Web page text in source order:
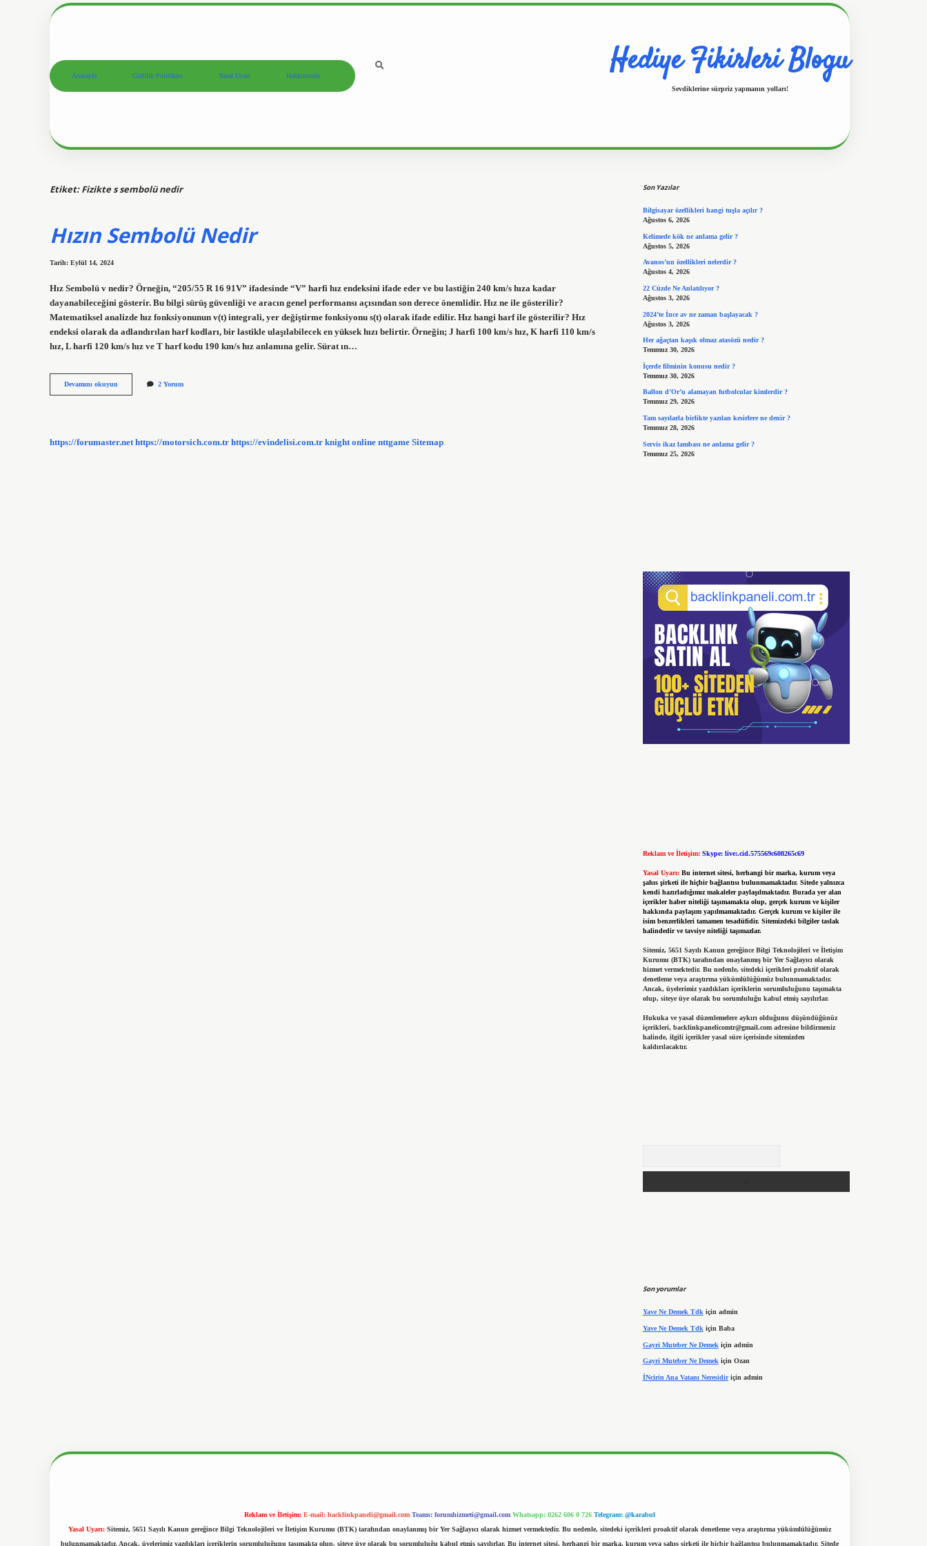
Anasayfa Gizlilik Politikası Yasal Uyarı Hakkımızda Hediye Fikirleri Blogu
Sevdiklerine sürpriz yapmanın yolları!
Etiket:Fizikte s sembolü nedir
Hızın Sembolü Nedir
Tarih: Eylül 14, 2024
Hız Sembolü v nedir? Örneğin, “205/55 R 16 91V” ifadesinde “V” harfi hız endeksini ifade eder ve bu lastiğin 240 km/s hıza kadar
dayanabileceğini gösterir. Bu bilgi sürüş güvenliği ve aracın genel performansı açısından son derece önemlidir. Hız ne ile gösterilir?
Matematiksel analizde hız fonksiyonunun v(t) integrali, yer değiştirme fonksiyonu s(t) olarak ifade edilir. Hız hangi harf ile gösterilir? Hız
endeksi olarak da adlandırılan harf kodları, bir lastikle ulaşılabilecek en yüksek hızı belirtir. Örneğin; J harfi 100 km/s hız, K harfi 110 km/s
hız, L harfi 120 km/s hız ve T harf kodu 190 km/s hız anlamına gelir. Sürat ın…
Devamını okuyun
Sembolü
2 Yorum
https://forumaster.net https://motorsich.com.tr https://evindelisi.com.tr knight online nttgame Sitemap
Son Yazılar
Bilgisayar özellikleri hangi tuşla açılır ?
Ağustos 6, 2026
Kelimede kök ne anlama gelir ?
Ağustos 5, 2026
Avanos’un özellikleri nelerdir ?
Ağustos 4, 2026
22 Cüzde Ne Anlatılıyor ?
Ağustos 3, 2026
2024’te İnce av ne zaman başlayacak ?
Ağustos 3, 2026
Her ağaçtan kaşık olmaz atasözü nedir ?
Temmuz 30, 2026
İçerde filminin konusu nedir ?
Temmuz 30, 2026
Ballon d’Or’u alamayan futbolcular kimlerdir ?
Temmuz 29, 2026
Tam sayılarla birlikte yazılan kesirlere ne denir ?
Temmuz 28, 2026
Servis ikaz lambası ne anlama gelir ?
Temmuz 25, 2026
Reklam ve İletişim: Skype: live:.cid.575569c608265c69
Yasal Uyarı: Bu internet sitesi, herhangi bir marka, kurum veya
şahıs şirketi ile hiçbir bağlantısı bulunmamaktadır. Sitede yalnızca
kendi hazırladığımız makaleler paylaşılmaktadır. Burada yer alan
içerikler haber niteliği taşımamakta olup, gerçek kurum ve kişiler
hakkında paylaşım yapılmamaktadır. Gerçek kurum ve kişiler ile
isim benzerlikleri tamamen tesadüfidir. Sitemizdeki bilgiler taslak
halindedir ve tavsiye niteliği taşımazlar.
Sitemiz, 5651 Sayılı Kanun gereğince Bilgi Teknolojileri ve İletişim
Kurumu (BTK) tarafından onaylanmış bir Yer Sağlayıcı olarak
hizmet vermektedir. Bu nedenle, sitedeki içerikleri proaktif olarak
denetleme veya araştırma yükümlülüğümüz bulunmamaktadır.
Ancak, üyelerimiz yazdıkları içeriklerin sorumluluğunu taşımakta
olup, siteye üye olarak bu sorumluluğu kabul etmiş sayılırlar.
Hukuka ve yasal düzenlemelere aykırı olduğunu düşündüğünüz
içerikleri, backlinkpanelicomtr@gmail.comadresine bildirmeniz
halinde, ilgili içerikler yasal süre içerisinde sitemizden
kaldırılacaktır.
Son yorumlar
Yave Ne Demek Tdkiçin admin
Yave Ne Demek Tdk için Baba
Gayri Muteber Ne Demek için admin
Gayri Muteber Ne Demek için Ozan
İNcirin Ana Vatanı Neresidiriçin admin
Reklam ve İletişim: E-mail: backlinkpaneli@gmail.com Teams: forumhizmeti@gmail.com Whatsapp: 0262 606 0 726 Telegram: @karabul
Yasal Uyarı: Sitemiz, 5651 Sayılı Kanun gereğince Bilgi Teknolojileri ve İletişim Kurumu (BTK) tarafından onaylanmış bir Yer Sağlayıcı olarak hizmet vermektedir. Bu nedenle, sitedeki içerikleri proaktif olarak denetleme veya araştırma yükümlülüğümüz
bulunmamaktadır. Ancak, üyelerimiz yazdıkları içeriklerin sorumluluğunu taşımakta olup, siteye üye olarak bu sorumluluğu kabul etmiş sayılırlar. Bu internet sitesi, herhangi bir marka, kurum veya şahıs şirketi ile hiçbir bağlantısı bulunmamaktadır. Sitede